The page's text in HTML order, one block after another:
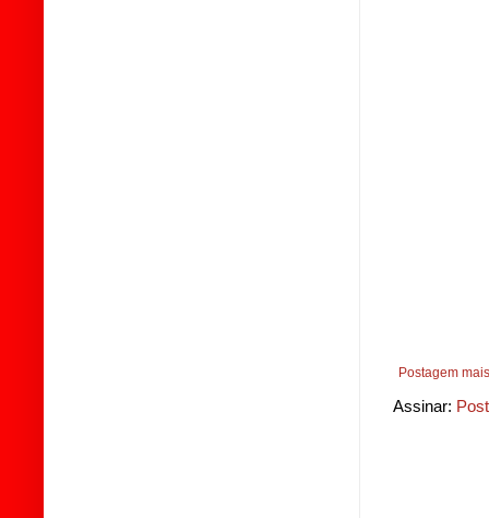
Postagem
Assinar: